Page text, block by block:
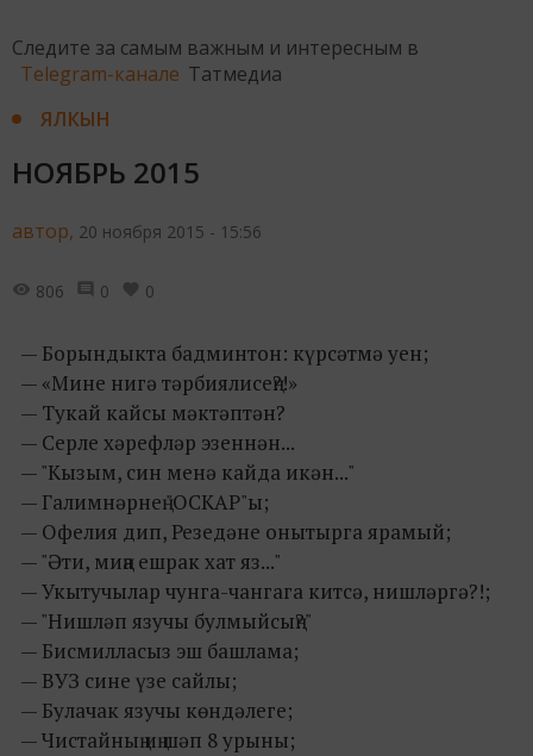
Следите за самым важным и интересным в
Telegram-канале Татмедиа
ЯЛКЫН
НОЯБРЬ 2015
автор, 20 ноября 2015 - 15:56
806 0 0
— Борындыкта бадминтон: күрсәтмә уен;
— «Мине нигә тәрбиялисең?!»
— Тукай кайсы мәктәптән?
— Серле хәрефләр эзеннән...
— "Кызым, син менә кайда икән..."
— Галимнәрнең "ОСКАР"ы;
— Офелия дип, Резедәне онытырга ярамый;
— "Әти, миңа ешрак хат яз..."
— Укытучылар чунга-чангага китсә, нишләргә?!;
— "Нишләп язучы булмыйсың?"
— Бисмилласыз эш башлама;
— ВУЗ сине үзе сайлы;
— Булачак язучы көндәлеге;
— Чистайның иң шәп 8 урыны;